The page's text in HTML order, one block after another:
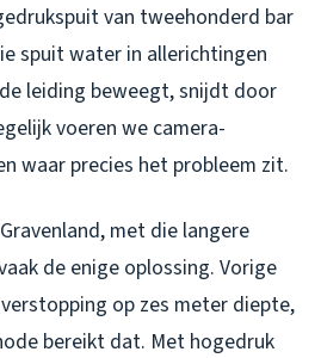
van tweehonderd bar
spuit water in allerichtingen
leiding beweegt, snijdt door
voeren we camera-
waar precies het probleem zit.
met die langere
de enige oplossing. Vorige
op zes meter diepte,
bereikt dat. Met hogedruk